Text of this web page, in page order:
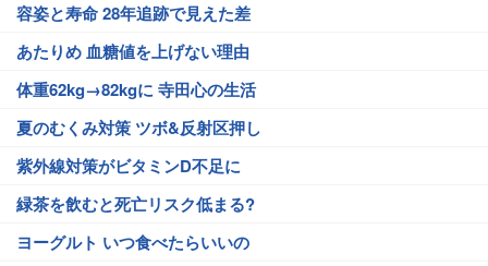
容姿と寿命 28年追跡で見えた差
あたりめ 血糖値を上げない理由
体重62kg→82kgに 寺田心の生活
夏のむくみ対策 ツボ&反射区押し
紫外線対策がビタミンD不足に
緑茶を飲むと死亡リスク低まる?
ヨーグルト いつ食べたらいいの